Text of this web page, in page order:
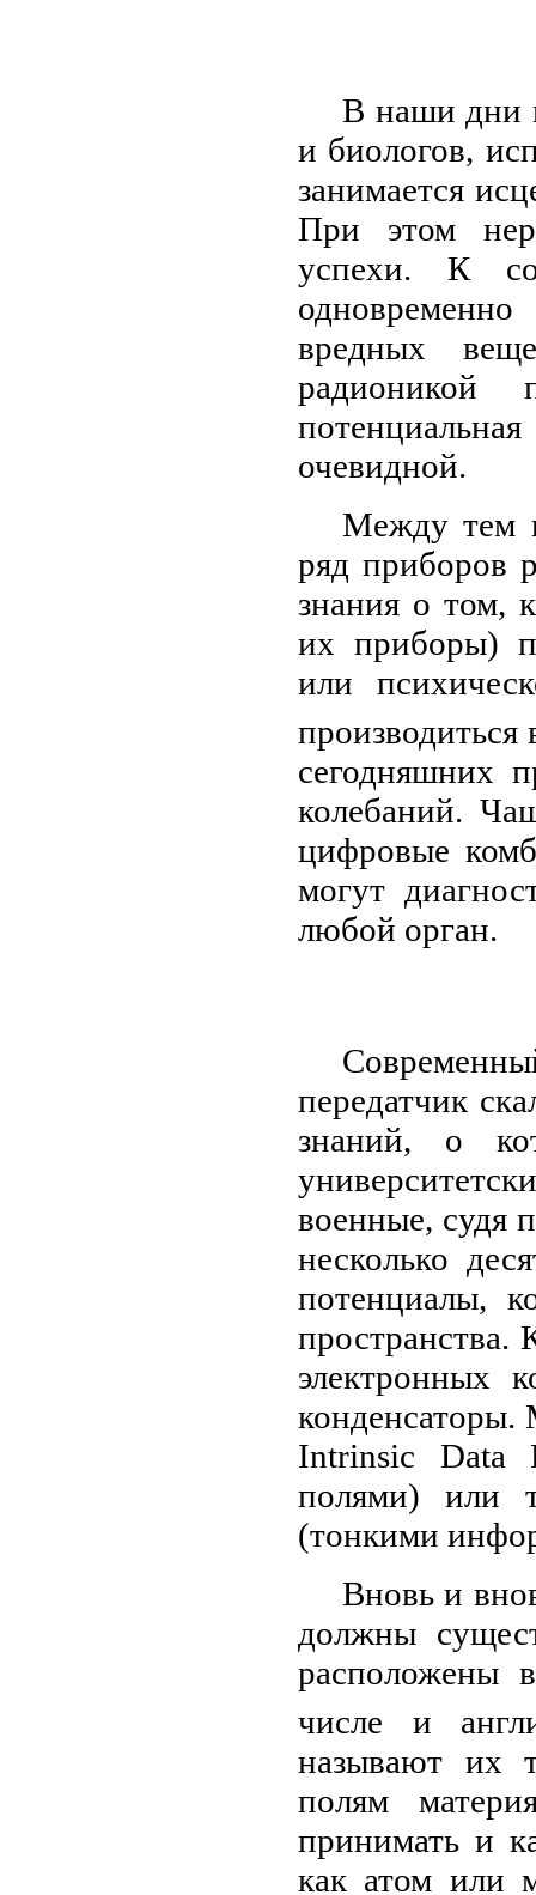
В наши дни
и биологов,
занимается
При этом
успехи. К
вредных
радионикой
очевидной.
Между тем
ряд приборов
знания о том,
их приборы)
или
производиться
сегодняшних
колебаний.
цифровые
могут
любой орган.
передатчик
знаний, о
военные, судя
несколько
потенциалы,
электронных
Intrinsic Data
полями) или
(тонкими
Вновь и
должны
расположены
числе и
называют их
полям
принимать и
как атом или